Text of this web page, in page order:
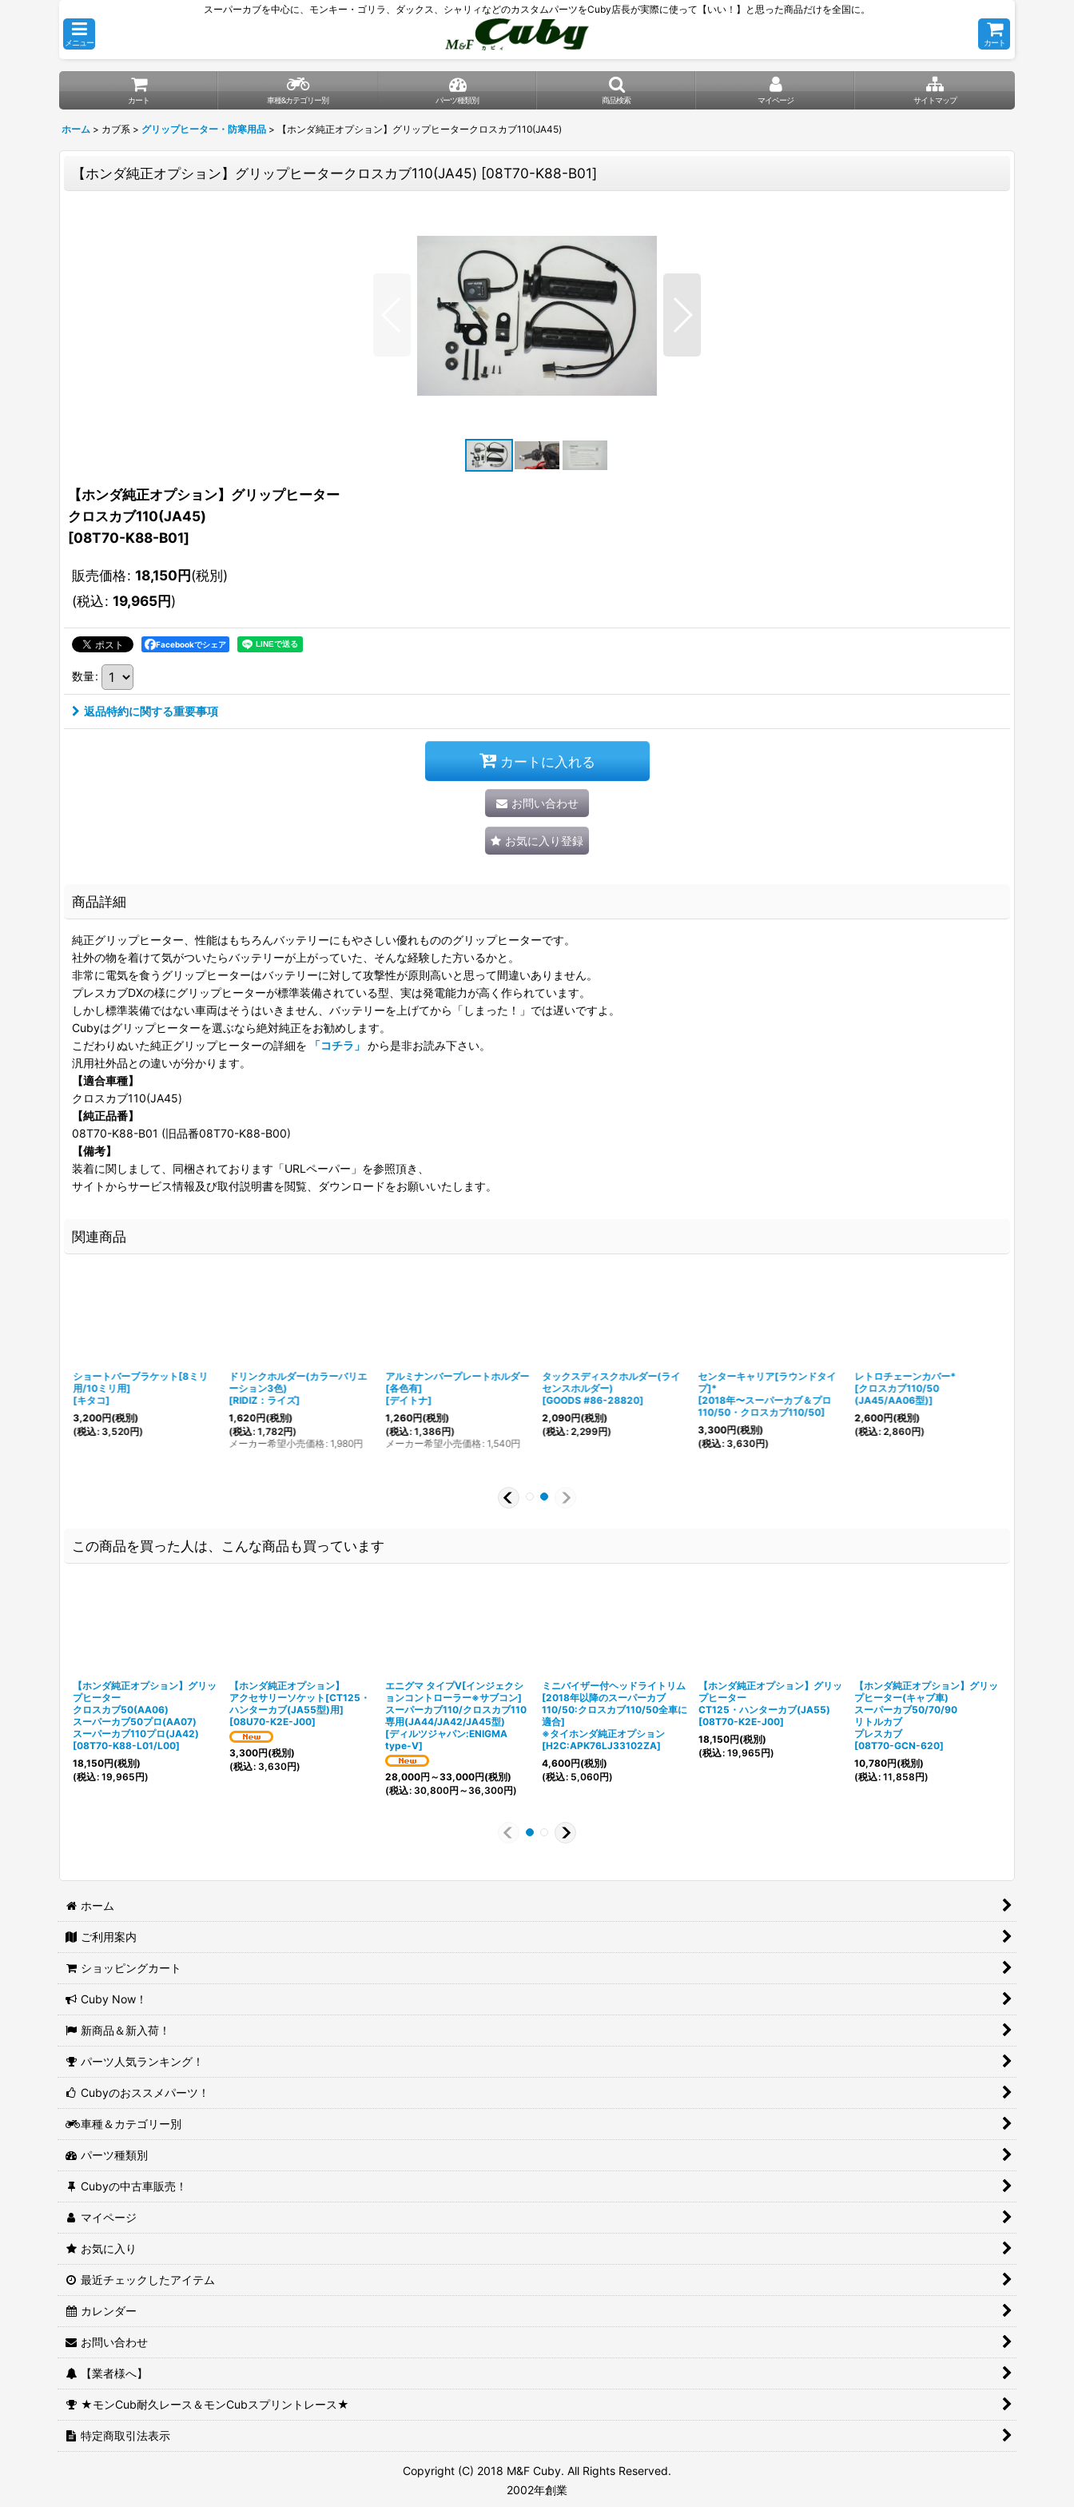
スーパーカブを中心に、モンキー・ゴリラ、ダックス、シャリィなどのカスタムパーツをCuby店長が実際に使って【いい！】と思った商品だけを全国に。
メニュー カート
カート 車種&カテゴリー別 パーツ種類別 商品検索 マイページ サイトマップ
ホーム > カブ系 > グリップヒーター・防寒用品 > 【ホンダ純正オプション】グリップヒータークロスカブ110(JA45)
【ホンダ純正オプション】グリップヒータークロスカブ110(JA45) [08T70-K88-B01]
【ホンダ純正オプション】グリップヒーター
クロスカブ110(JA45)
[08T70-K88-B01]
販売価格: 18,150円(税別)
(税込: 19,965円)
Facebookでシェア
数量:
返品特約に関する重要事項
カートに入れる
お問い合わせ
お気に入り登録
商品詳細
純正グリップヒーター、性能はもちろんバッテリーにもやさしい優れもののグリップヒーターです。
社外の物を着けて気がついたらバッテリーが上がっていた、そんな経験した方いるかと。
非常に電気を食うグリップヒーターはバッテリーに対して攻撃性が原則高いと思って間違いありません。
プレスカブDXの様にグリップヒーターが標準装備されている型、実は発電能力が高く作られています。
しかし標準装備ではない車両はそうはいきません、バッテリーを上げてから「しまった！」では遅いですよ。
Cubyはグリップヒーターを選ぶなら絶対純正をお勧めします。
こだわりぬいた純正グリップヒーターの詳細を 「コチラ」 から是非お読み下さい。
汎用社外品との違いが分かります。
【適合車種】
クロスカブ110(JA45)
【純正品番】
08T70-K88-B01 (旧品番08T70-K88-B00)
【備考】
装着に関しまして、同梱されております「URLペーパー」を参照頂き、
サイトからサービス情報及び取付説明書を閲覧、ダウンロードをお願いいたします。
関連商品
ショートバーブラケット[8ミリ
用/10ミリ用]
[キタコ]
3,200円(税別)
(税込: 3,520円)
ドリンクホルダー(カラーバリエ
ーション3色)
[RIDIZ：ライズ]
1,620円(税別)
(税込: 1,782円)
メーカー希望小売価格: 1,980円
アルミナンバープレートホルダー
[各色有]
[デイトナ]
1,260円(税別)
(税込: 1,386円)
メーカー希望小売価格: 1,540円
タックスディスクホルダー(ライ
センスホルダー)
[GOODS #86-28820]
2,090円(税別)
(税込: 2,299円)
センターキャリア[ラウンドタイ
プ]*
[2018年〜スーパーカブ＆プロ
110/50・クロスカブ110/50]
3,300円(税別)
(税込: 3,630円)
レトロチェーンカバー*
[クロスカブ110/50
(JA45/AA06型)]
2,600円(税別)
(税込: 2,860円)
この商品を買った人は、こんな商品も買っています
【ホンダ純正オプション】グリッ
プヒーター
クロスカブ50(AA06)
スーパーカブ50プロ(AA07)
スーパーカブ110プロ(JA42)
[08T70-K88-L01/L00]
18,150円(税別)
(税込: 19,965円)
【ホンダ純正オプション】
アクセサリーソケット[CT125・
ハンターカブ(JA55型)用]
[08U70-K2E-J00]
3,300円(税別)
(税込: 3,630円)
エニグマ タイプV[インジェクシ
ョンコントローラー※サブコン]
スーパーカブ110/クロスカブ110
専用(JA44/JA42/JA45型)
[ディルツジャパン:ENIGMA
type-V]
28,000円 ～33,000円(税別)
(税込: 30,800円 ～36,300円)
ミニバイザー付ヘッドライトリム
[2018年以降のスーパーカブ
110/50:クロスカブ110/50全車に
適合]
※タイホンダ純正オプション
[H2C:APK76LJ33102ZA]
4,600円(税別)
(税込: 5,060円)
【ホンダ純正オプション】グリッ
プヒーター
CT125・ハンターカブ(JA55)
[08T70-K2E-J00]
18,150円(税別)
(税込: 19,965円)
【ホンダ純正オプション】グリッ
プヒーター(キャブ車)
スーパーカブ50/70/90
リトルカブ
プレスカブ
[08T70-GCN-620]
10,780円(税別)
(税込: 11,858円)
ホーム
ご利用案内
ショッピングカート
Cuby Now！
新商品＆新入荷！
パーツ人気ランキング！
Cubyのおススメパーツ！
車種＆カテゴリー別
パーツ種類別
Cubyの中古車販売！
マイページ
お気に入り
最近チェックしたアイテム
カレンダー
お問い合わせ
【業者様へ】
★モンCub耐久レース＆モンCubスプリントレース★
特定商取引法表示
Copyright (C) 2018 M&F Cuby. All Rights Reserved.
2002年創業